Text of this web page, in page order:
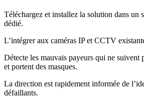
Téléchargez et installez la solution dans un
dédié.
L’intégrer aux caméras IP et CCTV
Détecte les mauvais payeurs qui ne suivent
et portent des masques.
La direction est rapidement informée de
défaillants.